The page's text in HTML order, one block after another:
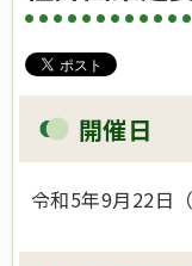
開催日
令和5年9月22日（